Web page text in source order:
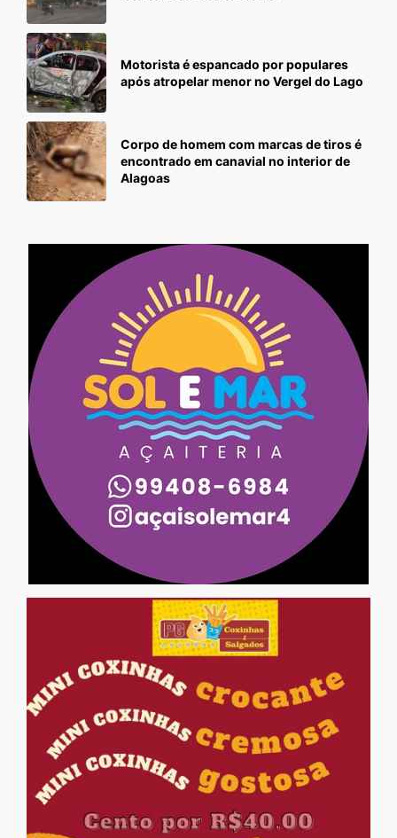
Motorista é espancado por populares
após atropelar menor no Vergel do Lago
Corpo de homem com marcas de tiros é
encontrado em canavial no interior de
Alagoas